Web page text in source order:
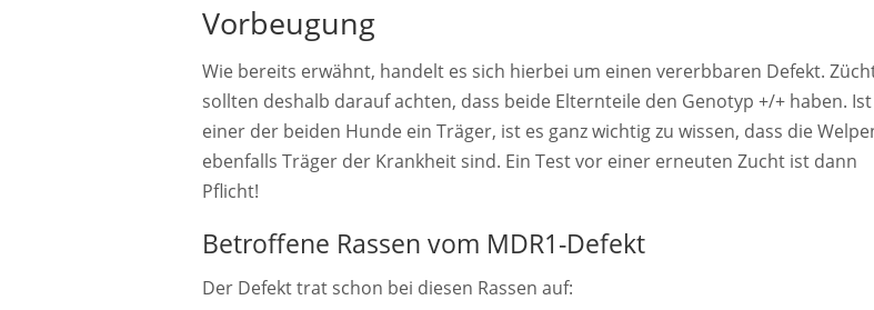
Vorbeugung
Wie bereits erwähnt, handelt es sich hierbei um einen vererbbaren Defekt.
sollten deshalb darauf achten, dass beide Elternteile den Genotyp +/+ haben. Ist
einer der beiden Hunde ein Träger, ist es ganz wichtig zu wissen, dass die
ebenfalls Träger der Krankheit sind. Ein Test vor einer erneuten Zucht ist dann
Pflicht!
Betroffene Rassen vom MDR1-Defekt
Der Defekt trat schon bei diesen Rassen auf: